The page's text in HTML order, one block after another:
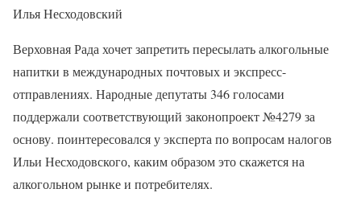
Илья Несходовский
Верховная Рада хочет запретить пересылать алкогольные
напитки в международных почтовых и экспресс-
отправлениях. Народные депутаты 346 голосами
поддержали соответствующий законопроект №4279 за
основу. поинтересовался у эксперта по вопросам налогов
Ильи Несходовского, каким образом это скажется на
алкогольном рынке и потребителях.